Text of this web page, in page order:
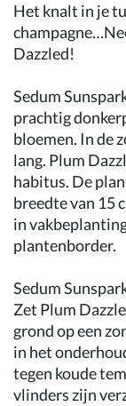
Het knalt in je
Dazzled!
Sedum
prachtig
bloemen. In de
lang. Plum
habitus. De
breedte van 15
in
plantenborder.
Sedum
Zet Plum
grond op een
in het
tegen koude
vlinders zijn